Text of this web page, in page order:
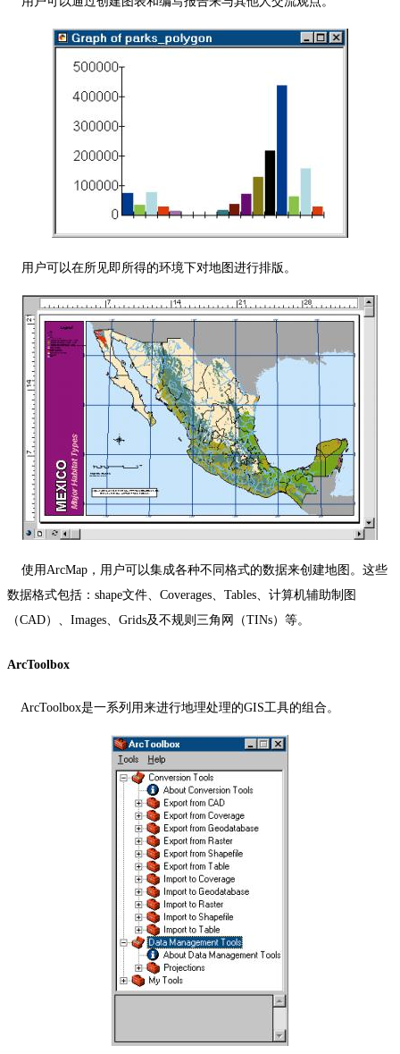
用户可以在所见即所得的环境下对地图进行排版。
使用 ArcMap ，用户可以集成各种不同格式的数据来创建地图。这些
数据格式包括： shape文件、 Coverages Tables 、计算机辅助制图
（CAD）、 Images Grids及不规则三角网（TINs）等。
ArcToolbox
ArcToolbox是一系列用来进行地理处理的GIS工具的组合。